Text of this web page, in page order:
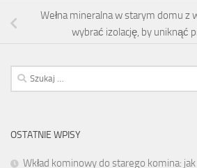
Wełna mineralna w starym domu z
wybrać izolację, by uniknąć
Szukaj:
OSTATNIE WPISY
Wkład kominowy do starego komina: